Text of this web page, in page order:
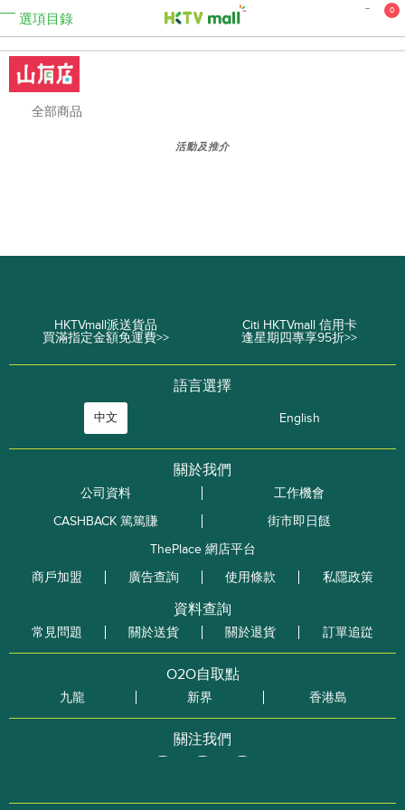
選項目錄
0
全部商品
活動及推介
HKTVmall派送貨品
買滿指定金額免運費>>
Citi HKTVmall 信用卡
逢星期四專享95折>>
語言選擇
中文 English
關於我們
公司資料
工作機會
CASHBACK 篤篤賺
街市即日餸
ThePlace 網店平台
商戶加盟
廣告查詢 使用條款 私隱政策
資料查詢
常見問題 關於送貨 關於退貨 訂單追踨
O2O自取點
九龍 新界 香港島
關注我們